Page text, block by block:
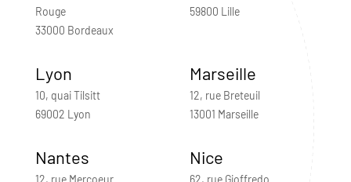
Rouge
33000 Bordeaux
59800 Lille
Lyon
10, quai Tilsitt
69002 Lyon
Marseille
12, rue Breteuil
13001 Marseille
Nantes
12, rue Mercoeur
Nice
62, rue Gioffredo